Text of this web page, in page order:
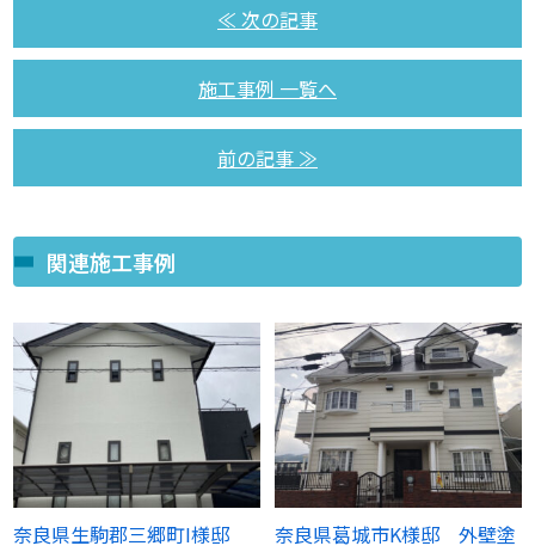
≪ 次の記事
施工事例 一覧へ
前の記事 ≫
関連施工事例
奈良県生駒郡三郷町I様邸
奈良県葛城市K様邸 外壁塗